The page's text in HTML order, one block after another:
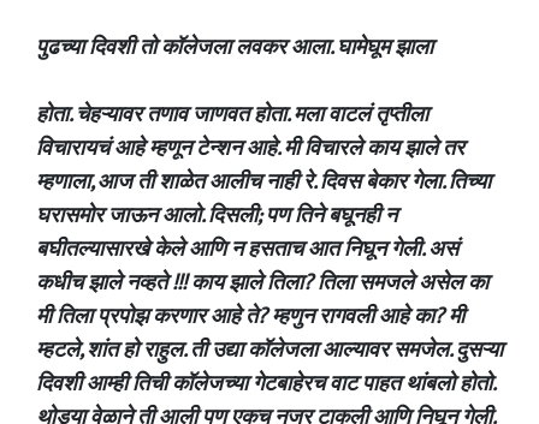
पुढच्या दिवशी तो कॉलेजला लवकर आला. घामेघूम झाला
होता. चेहऱ्यावर तणाव जाणवत होता. मला वाटलं तृप्तीला
विचारायचं आहे म्हणून टेन्शन आहे. मी विचारले काय झाले तर
म्हणाला, आज ती शाळेत आलीच नाही रे. दिवस बेकार गेला. तिच्या
घरासमोर जाऊन आलो. दिसली; पण तिने बघूनही न
बघीतल्यासारखे केले आणि न हसताच आत निघून गेली. असं
कधीच झाले नव्हते !!! काय झाले तिला? तिला समजले असेल का
मी तिला प्रपोझ करणार आहे ते? म्हणुन रागवली आहे का? मी
म्हटले, शांत हो राहुल. ती उद्या कॉलेजला आल्यावर समजेल. दुसऱ्या
दिवशी आम्ही तिची कॉलेजच्या गेटबाहेरच वाट पाहत थांबलो होतो.